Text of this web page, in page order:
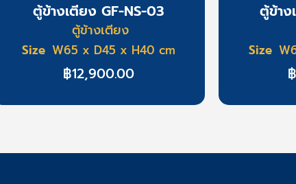
ตู้ข้างเตียง GF-NS-03
ตู้ข้างเตียง
Size W65 x D45 x H40 cm
฿12,900.00
ตู้ข้าง
Size
฿